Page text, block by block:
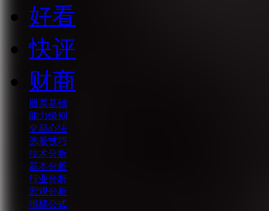
好看
快评
财商
股票基础
能力级别
交易心法
选股技巧
技术分析
基本分析
行业分析
宏观分析
指标公式